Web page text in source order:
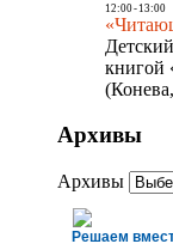
12:00- 13:00
книгой
Архивы
Архивы
Решаем